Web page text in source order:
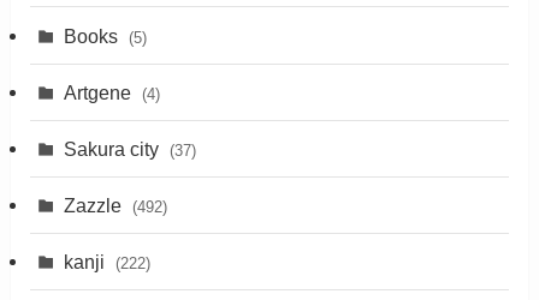
Books (5)
Artgene (4)
Sakura city (37)
Zazzle (492)
kanji (222)